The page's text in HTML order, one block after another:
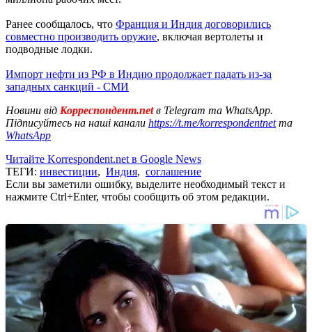
Ранее сообщалось, что Франция и Индия договорились
совместно производить оружие, включая вертолеты и
подводные лодки.
Импорт нефти из РФ в Индию продолжает падать из-за
западных санкций - СМИ
Новини від Корреспондент.netв Telegram та WhatsApp.
Підписуйтесь на наші канали https://t.me/korrespondentnetта
WhatsApp
Читайте Korrespondent.net в Google News
ТЕГИ: инвестиции, Индия, соглашение
Если вы заметили ошибку, выделите необходимый текст и
нажмите Ctrl+Enter, чтобы сообщить об этом редакции.